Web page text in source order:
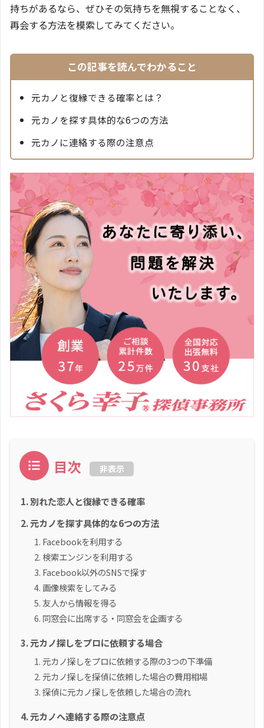
持ちがあるなら、ぜひその気持ちを無視することなく、
再会する方法を模索してみてください。
この記事を読んでわかること
元カノと復縁できる確率とは？
元カノを探す具体的な6つの方法
元カノに連絡する際の注意点
目次 非表示
別れた恋人と復縁できる確率
元カノを探す具体的な6つの方法
Facebookを利用する
検索エンジンを利用する
Facebook以外のSNSで探す
画像検索をしてみる
友人から情報を得る
同窓会に出席する・同窓会を企画する
元カノ探しをプロに依頼する場合
元カノ探しをプロに依頼する際の3つの下準備
元カノ探しを探偵に依頼した場合の費用相場
探偵に元カノ探しを依頼した場合の流れ
元カノへ連絡する際の注意点